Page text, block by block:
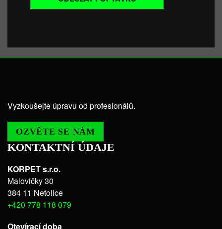
Vyzkoušejte úpravu od profesionálů.
OZVĚTE SE NÁM
KONTAKTNÍ ÚDAJE
KORPET s.r.o.
Malovičky 30
384 11 Netolice
+420 778 118 079
Otevírací doba